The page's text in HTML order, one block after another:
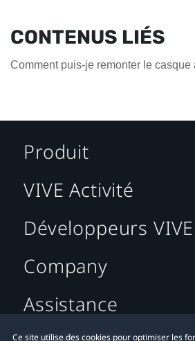
CONTENUS LIÉS
Comment puis-je remonter le casque
Ce site utilise des cookies pour optimiser les
Produit
VIVE Activité
Développeurs VIVE
Company
Assistance